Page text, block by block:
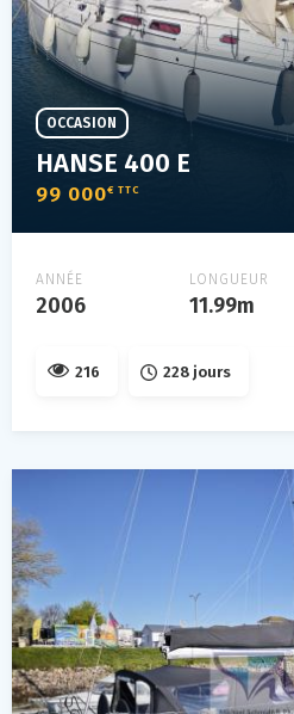
HANSE 400 E
99 000€ TTC
OCCASION
ANNÉE
2006
LONGUEUR
11.99m
216 228 jours